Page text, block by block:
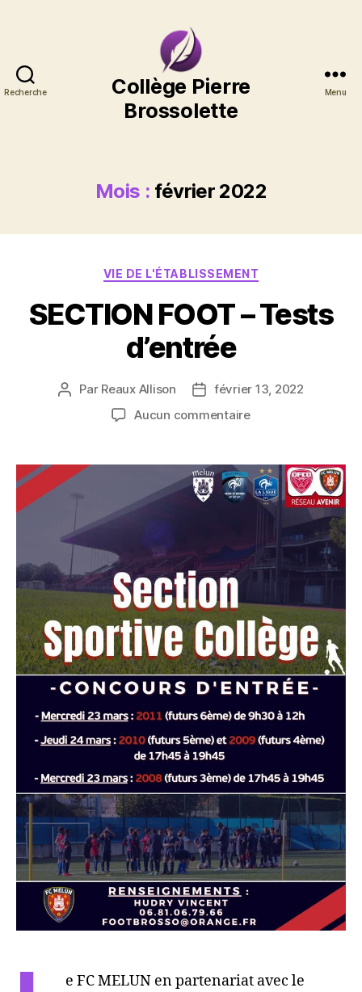
Recherche
Collège
Pierre
Brossolette
Collège Pierre
Brossolette
Menu
Mois : février 2022
Catégories
VIE DE L'ÉTABLISSEMENT
SECTION FOOT – Tests
d’entrée
Auteur
Par Reaux Allison
Datefévrier 13, 2022
Aucun commentairesur
–
Tests
d’entrée
e FC MELUN en partenariat avec le